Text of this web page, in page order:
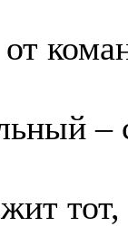
от